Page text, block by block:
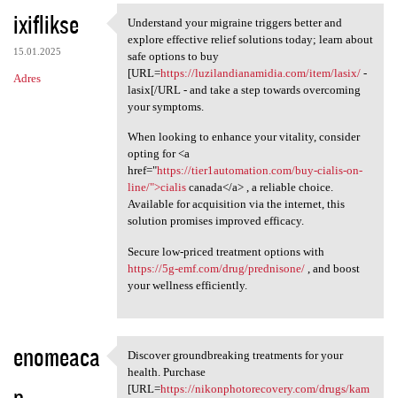
ixiflikse
15.01.2025
Adres
Understand your migraine
Understand your migraine triggers better and
explore effective relief solutions today; learn about
safe options to buy
[URL=https://luzilandianamidia.com/item/lasix/-
lasix[/URL - and take a step towards overcoming
your symptoms.
When looking to enhance your vitality, consider
opting for <a
href="https://tier1automation.com/buy-cialis-on-
line/">cialiscanada</a> , a reliable choice.
Available for acquisition via the internet, this
solution promises improved efficacy.
Secure low-priced treatment options with
https://5g-emf.com/drug/prednisone/, and boost
your wellness efficiently.
enomeaca
Discover groundbreaking
Discover groundbreaking treatments for your
health. Purchase
[URL=https://nikonphotorecovery.com/drugs/kam